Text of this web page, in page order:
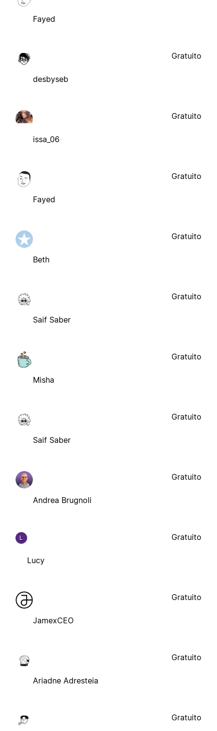
Fayed
desbyseb
Gratuito
issa_06
Gratuito
Fayed
Gratuito
Beth
Gratuito
Saif Saber
Gratuito
Misha
Gratuito
Saif Saber
Gratuito
Andrea Brugnoli
Gratuito
L
Lucy
Gratuito
JamexCEO
Gratuito
Ariadne Adresteia
Gratuito
Gratuito